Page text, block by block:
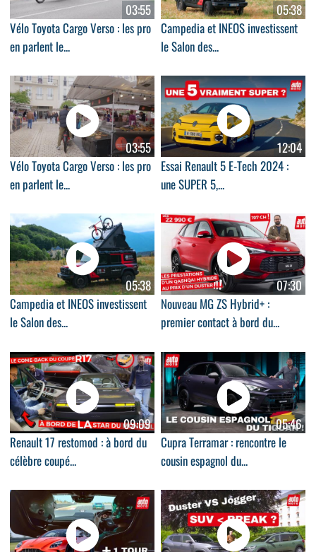
03:55
Vélo Toyota Cargo Verso : les pro
en parlent le...
05:38
Campedia et INEOS investissent
le Salon des...
03:55
Vélo Toyota Cargo Verso : les pro
en parlent le...
12:04
Essai Renault 5 E-Tech 2024 :
une SUPER 5,...
05:38
Campedia et INEOS investissent
le Salon des...
07:30
Nouveau MG ZS Hybrid+ :
premier contact à bord du...
09:09
Renault 17 restomod : à bord du
célèbre coupé...
05:46
Cupra Terramar : rencontre le
cousin espagnol du...